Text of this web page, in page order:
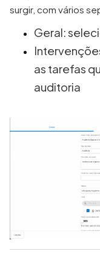
surgir, com vários
Geral:
as tarefas
auditoria